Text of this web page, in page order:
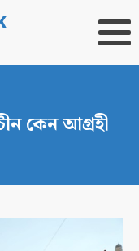
কেন আগ্রহী